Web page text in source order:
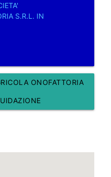
S.R.L. IN
ONOFATTORIA